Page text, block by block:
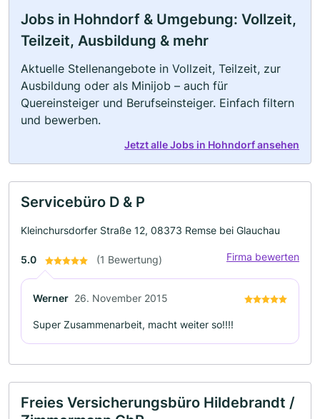
Jobs in Hohndorf & Umgebung: Vollzeit,
Teilzeit, Ausbildung & mehr
Aktuelle Stellenangebote in Vollzeit, Teilzeit, zur
Ausbildung oder als Minijob – auch für
Quereinsteiger und Berufseinsteiger. Einfach filtern
und bewerben.
Jetzt alle Jobs in Hohndorf ansehen
Servicebüro D & P
Kleinchursdorfer Straße 12, 08373 Remse bei Glauchau
5.0 (1 Bewertung) Firma bewerten
Werner 26. November 2015
Super Zusammenarbeit, macht weiter so!!!!
Freies Versicherungsbüro Hildebrandt /